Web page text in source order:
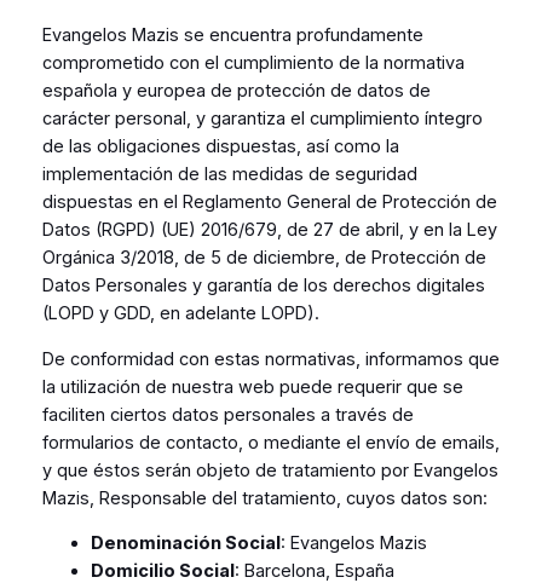
Evangelos Mazis se encuentra profundamente
comprometido con el cumplimiento de la normativa
española y europea de protección de datos de
carácter personal, y garantiza el cumplimiento íntegro
de las obligaciones dispuestas, así como la
implementación de las medidas de seguridad
dispuestas en el Reglamento General de Protección de
Datos (RGPD) (UE) 2016/679, de 27 de abril, y en la Ley
Orgánica 3/2018, de 5 de diciembre, de Protección de
Datos Personales y garantía de los derechos digitales
(LOPD y GDD, en adelante LOPD).
De conformidad con estas normativas, informamos que
la utilización de nuestra web puede requerir que se
faciliten ciertos datos personales a través de
formularios de contacto, o mediante el envío de emails,
y que éstos serán objeto de tratamiento por Evangelos
Mazis, Responsable del tratamiento, cuyos datos son:
Denominación Social: Evangelos Mazis
Domicilio Social: Barcelona, España